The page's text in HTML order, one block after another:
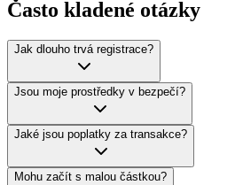
Často kladené otázky
Jak dlouho trvá registrace?
Jsou moje prostředky v bezpečí?
Jaké jsou poplatky za transakce?
Mohu začít s malou částkou?